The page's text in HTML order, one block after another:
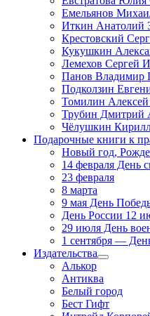
Емельянов
Иткин Анатолий
Крестовский
Кукушкин
Лемехов Сергей
Панов Владимир
Подколзин
Томилин Алексей
Трубин Дмитрий
Чёлушкин
Подарочные книги к
Новый год,
14 февраля День
23 февраля
8 марта
9 мая День
День России 12
29 июля День
1 сентября —
Издательства
Алькор
Антиква
Белый город
Бест Гифт